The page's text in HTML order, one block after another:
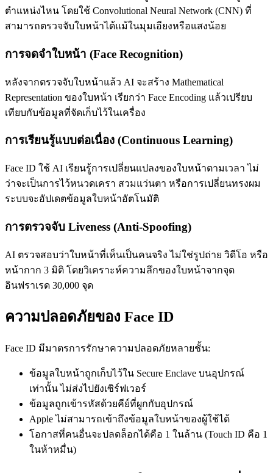
ตำแหน่งไหน โดยใช้ Convolutional Neural Network (CNN) ที่
สามารถตรวจจับใบหน้าได้แม้ในมุมเอียงหรือแสงน้อย
การจดจำใบหน้า (Face Recognition)
หลังจากตรวจจับใบหน้าแล้ว AI จะสร้าง Mathematical
Representation ของใบหน้า เรียกว่า Face Encoding แล้วเปรียบ
เทียบกับข้อมูลที่จัดเก็บไว้ในเครื่อง
การเรียนรู้แบบต่อเนื่อง (Continuous Learning)
Face ID ใช้ AI เรียนรู้การเปลี่ยนแปลงของใบหน้าตามเวลา ไม่
ว่าจะเป็นการไว้หนวดเครา สวมแว่นตา หรือการเปลี่ยนทรงผม
ระบบจะอัปเดตข้อมูลใบหน้าอัตโนมัติ
การตรวจจับ Liveness (Anti-Spoofing)
AI ตรวจสอบว่าใบหน้าที่เห็นเป็นคนจริง ไม่ใช่รูปถ่าย วิดีโอ หรือ
หน้ากาก 3 มิติ โดยวิเคราะห์ความลึกของใบหน้าจากจุด
อินฟราเรด 30,000 จุด
ความปลอดภัยของ Face ID
Face ID มีมาตรการรักษาความปลอดภัยหลายชั้น:
ข้อมูลใบหน้าถูกเก็บไว้ใน Secure Enclave บนอุปกรณ์
เท่านั้น ไม่ส่งไปยังเซิร์ฟเวอร์
ข้อมูลถูกเข้ารหัสด้วยคีย์ที่ผูกกับอุปกรณ์
Apple ไม่สามารถเข้าถึงข้อมูลใบหน้าของผู้ใช้ได้
โอกาสที่คนอื่นจะปลดล็อกได้คือ 1 ในล้าน (Touch ID คือ 1
ในห้าหมื่น)